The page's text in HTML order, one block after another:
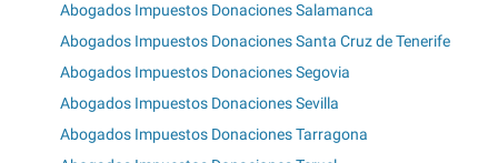
Abogados Impuestos Donaciones Salamanca
Abogados Impuestos Donaciones Santa Cruz de Tenerife
Abogados Impuestos Donaciones Segovia
Abogados Impuestos Donaciones Sevilla
Abogados Impuestos Donaciones Tarragona